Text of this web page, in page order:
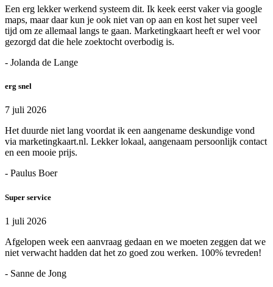
Een erg lekker werkend systeem dit. Ik keek eerst vaker via google
maps, maar daar kun je ook niet van op aan en kost het super veel
tijd om ze allemaal langs te gaan. Marketingkaart heeft er wel voor
gezorgd dat die hele zoektocht overbodig is.
- Jolanda de Lange
erg snel
7 juli 2026
Het duurde niet lang voordat ik een aangename deskundige vond
via marketingkaart.nl. Lekker lokaal, aangenaam persoonlijk contact
en een mooie prijs.
- Paulus Boer
Super service
1 juli 2026
Afgelopen week een aanvraag gedaan en we moeten zeggen dat we
niet verwacht hadden dat het zo goed zou werken. 100% tevreden!
- Sanne de Jong